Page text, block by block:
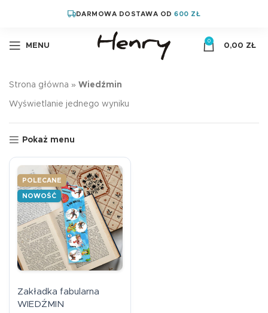
DARMOWA DOSTAWA OD600 ZŁ
MENU
0
0,00 ZŁ
Strona główna » Wiedźmin
Wyświetlanie jednego wyniku
Pokaż menu
POLECANE
NOWOŚĆ
Zakładka fabularna
WIEDŹMIN